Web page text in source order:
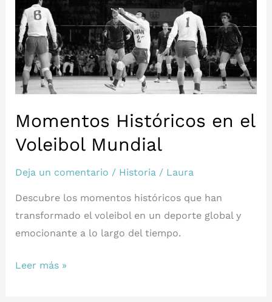
Momentos Históricos en el
Voleibol Mundial
Deja un comentario / Historia / Laura
Descubre los momentos históricos que han
transformado el voleibol en un deporte global y
emocionante a lo largo del tiempo.
Momentos
Leer más »